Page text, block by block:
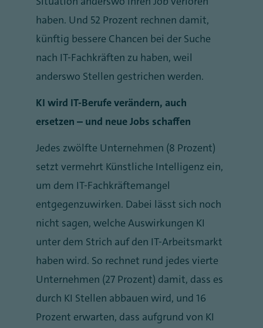
haben. Und 52 Prozent rechnen damit,
künftig bessere Chancen bei der Suche
nach IT-Fachkräften zu haben, weil
anderswo Stellen gestrichen werden.
KI wird IT-Berufe verändern, auch
ersetzen – und neue Jobs schaffen
Jedes zwölfte Unternehmen (8 Prozent)
setzt vermehrt Künstliche Intelligenz ein,
um dem IT-Fachkräftemangel
entgegenzuwirken. Dabei lässt sich noch
nicht sagen, welche Auswirkungen KI
unter dem Strich auf den IT-Arbeitsmarkt
haben wird. So rechnet rund jedes vierte
Unternehmen (27 Prozent) damit, dass es
durch KI Stellen abbauen wird, und 16
Prozent erwarten, dass aufgrund von KI